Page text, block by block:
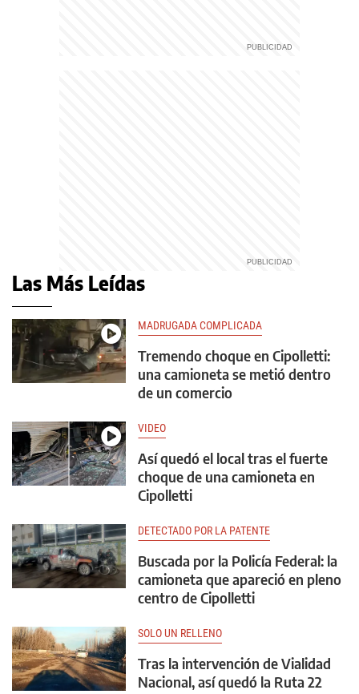
Las Más Leídas
MADRUGADA COMPLICADA
Tremendo choque en Cipolletti:
una camioneta se metió dentro
de un comercio
VIDEO
Así quedó el local tras el fuerte
choque de una camioneta en
Cipolletti
DETECTADO POR LA PATENTE
Buscada por la Policía Federal: la
camioneta que apareció en pleno
centro de Cipolletti
SOLO UN RELLENO
Tras la intervención de Vialidad
Nacional, así quedó la Ruta 22